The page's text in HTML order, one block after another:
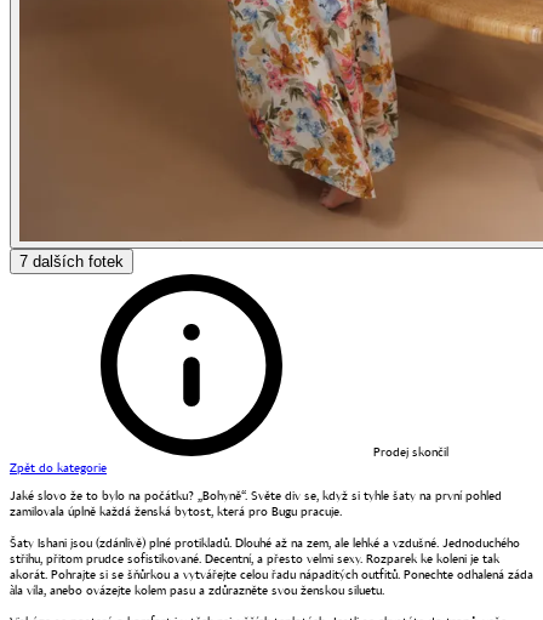
7 dalších fotek
Prodej skončil
Zpět do kategorie
Jaké slovo že to bylo na počátku? „Bohyně“. Světe div se, když si tyhle šaty na první pohled
zamilovala úplně každá ženská bytost, která pro Bugu pracuje.
Šaty Ishani jsou (zdánlivě) plné protikladů. Dlouhé až na zem, ale lehké a vzdušné. Jednoduchého
střihu, přitom prudce sofistikované. Decentní, a přesto velmi sexy. Rozparek ke koleni je tak
akorát. Pohrajte si se šňůrkou a vytvářejte celou řadu nápaditých outfitů. Ponechte odhalená záda
àla víla, anebo ovázejte kolem pasu a zdůrazněte svou ženskou siluetu.